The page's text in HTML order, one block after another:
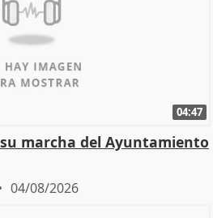
04:47
su marcha del Ayuntamiento
04/08/2026